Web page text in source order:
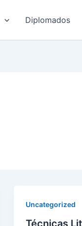
Diplomados
Uncategorized
Técnicas